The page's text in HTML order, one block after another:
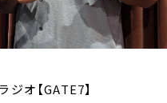
オ【GATE7】